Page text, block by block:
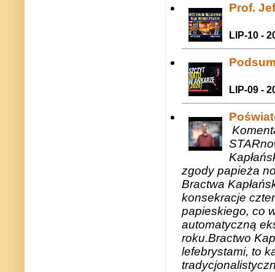
Prof.
LIP-10 -
LIP-09 -
zgody papieża
Bractwa
konsekracje
papieskiego, co
automatyczną
roku.Bractwo
lefebrystami, to